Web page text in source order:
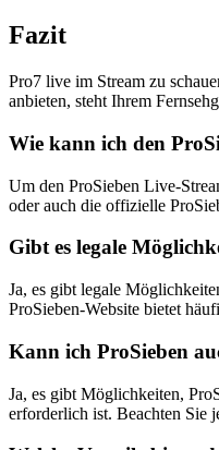
Fazit
Pro7 live im Stream zu
anbieten, steht Ihrem
Wie kann ich den
Um den ProSieben Live-
oder auch die offizielle
Gibt es legale
Ja, es gibt legale
ProSieben-Website bietet
Kann ich ProSieben
Ja, es gibt Möglichkeiten,
erforderlich ist. Beachten Sie